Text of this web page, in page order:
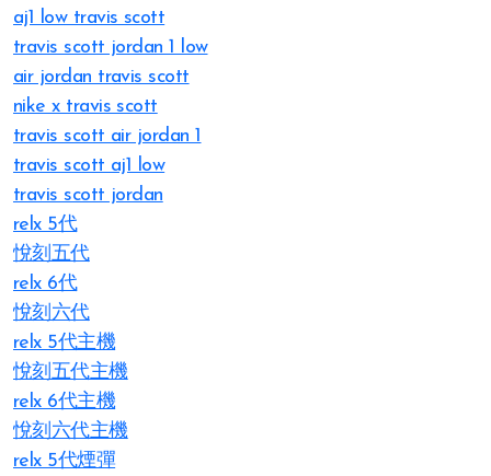
aj1 low travis scott
travis scott jordan 1 low
air jordan travis scott
nike x travis scott
travis scott air jordan 1
travis scott aj1 low
travis scott jordan
relx 5代
悅刻五代
relx 6代
悅刻六代
relx 5代主機
悅刻五代主機
relx 6代主機
悅刻六代主機
relx 5代煙彈